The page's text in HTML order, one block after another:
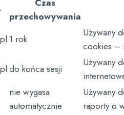
Czas
przechowywania
1 rok
Używany
cookies –
do końca sesji
Używany
nie wygasa
automatycznie
Używany
raporty o